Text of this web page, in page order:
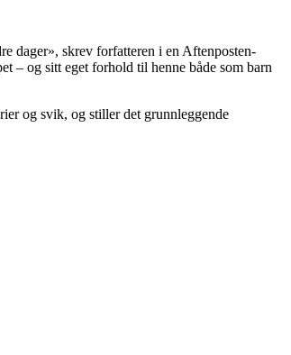
dager», skrev forfatteren i en Aftenposten-
– og sitt eget forhold til henne både som barn
og svik, og stiller det grunnleggende